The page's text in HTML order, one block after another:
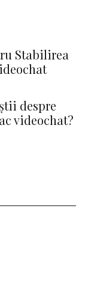
Stabilirea
despre
videochat?